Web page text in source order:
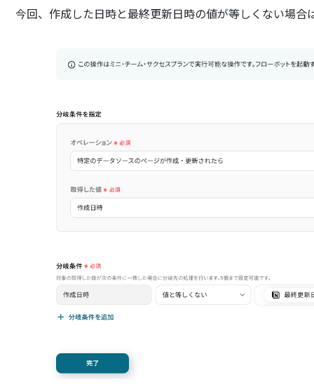
今回、作成した日時と最終更新日時の値が等しくない場